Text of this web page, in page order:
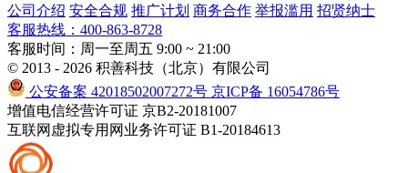
公司介绍 安全合规 推广计划 商务合作 举报滥用 招贤纳士
客服热线：400-863-8728
客服时间：周一至周五 9:00 ~ 21:00
© 2013 - 2026 积善科技（北京）有限公司
公安备案 42018502007272号 京ICP备 16054786号
增值电信经营许可证 京B2-20181007
互联网虚拟专用网业务许可证 B1-20184613